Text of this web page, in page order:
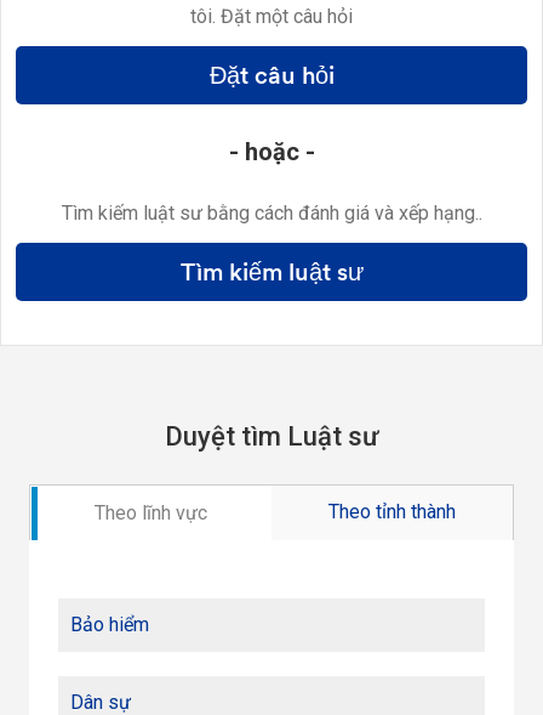
tôi. Đặt một câu hỏi
Đặt câu hỏi
- hoặc -
Tìm kiếm luật sư bằng cách đánh giá và xếp hạng..
Tìm kiếm luật sư
Duyệt tìm Luật sư
Theo lĩnh vực Theo tỉnh thành
Bảo hiểm
Dân sự